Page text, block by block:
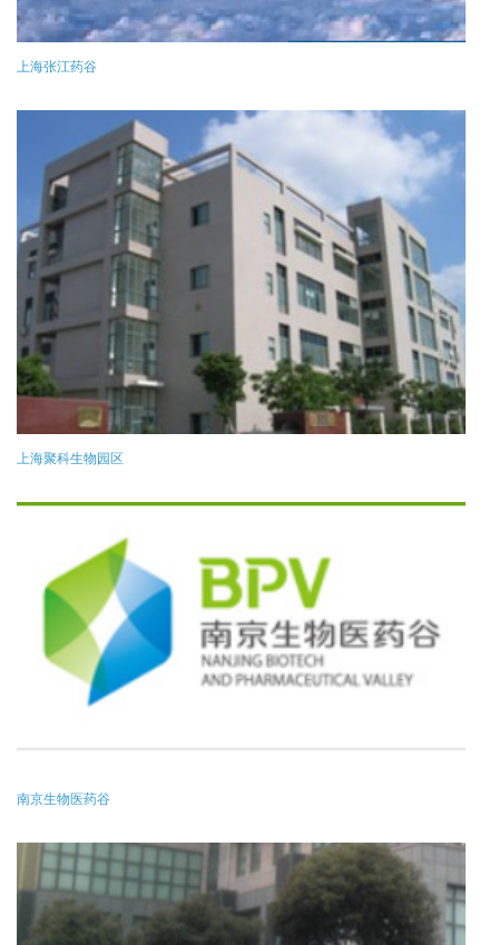
上海张江药谷
上海聚科生物园区
南京生物医药谷